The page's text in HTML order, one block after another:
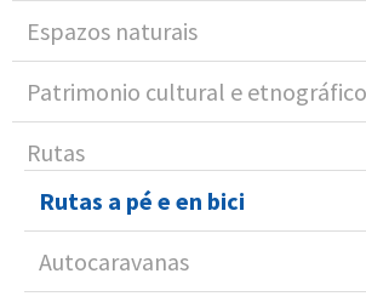
Espazos naturais
Patrimonio cultural e etnográfico
Rutas
Rutas a pé e en bici
Autocaravanas